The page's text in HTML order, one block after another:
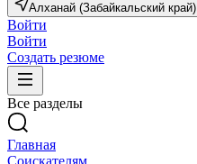
Алханай (Забайкальский край)
Войти
Войти
Создать резюме
Все разделы
Главная
Соискателям